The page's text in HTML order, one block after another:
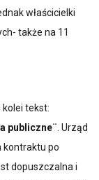
właścicielki
także na 11
tekst:
publiczne¨ . Urząd
kontraktu po
dopuszczalna i